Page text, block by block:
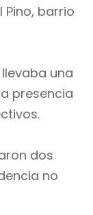
Pino, barrio
una
presencia
dos
no